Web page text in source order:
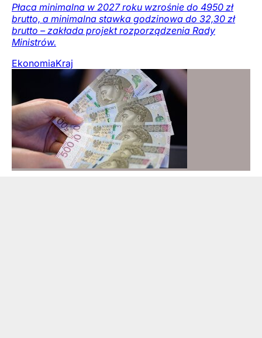
Płaca minimalna w 2027 roku wzrośnie do 4950 zł
brutto, a minimalna stawka godzinowa do 32,30 zł
brutto – zakłada projekt rozporządzenia Rady
Ministrów.
EkonomiaKraj